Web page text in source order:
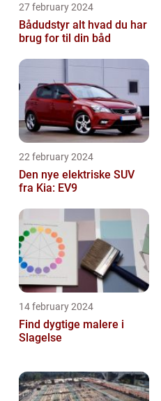
27 february 2024
Bådudstyr alt hvad du har
brug for til din båd
22 february 2024
Den nye elektriske SUV
fra Kia: EV9
14 february 2024
Find dygtige malere i
Slagelse